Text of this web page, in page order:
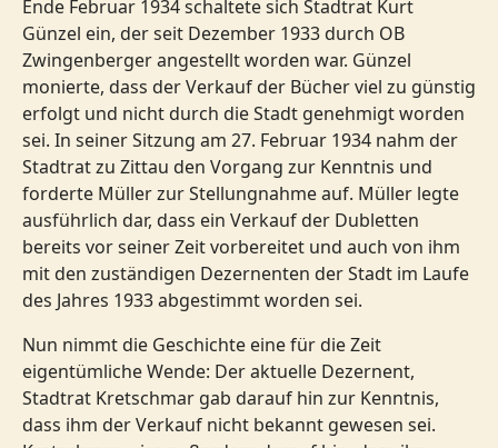
Ende Februar 1934 schaltete sich Stadtrat Kurt
Günzel ein, der seit Dezember 1933 durch OB
Zwingenberger angestellt worden war. Günzel
monierte, dass der Verkauf der Bücher viel zu günstig
erfolgt und nicht durch die Stadt genehmigt worden
sei. In seiner Sitzung am 27. Februar 1934 nahm der
Stadtrat zu Zittau den Vorgang zur Kenntnis und
forderte Müller zur Stellungnahme auf. Müller legte
ausführlich dar, dass ein Verkauf der Dubletten
bereits vor seiner Zeit vorbereitet und auch von ihm
mit den zuständigen Dezernenten der Stadt im Laufe
des Jahres 1933 abgestimmt worden sei.
Nun nimmt die Geschichte eine für die Zeit
eigentümliche Wende: Der aktuelle Dezernent,
Stadtrat Kretschmar gab darauf hin zur Kenntnis,
dass ihm der Verkauf nicht bekannt gewesen sei.